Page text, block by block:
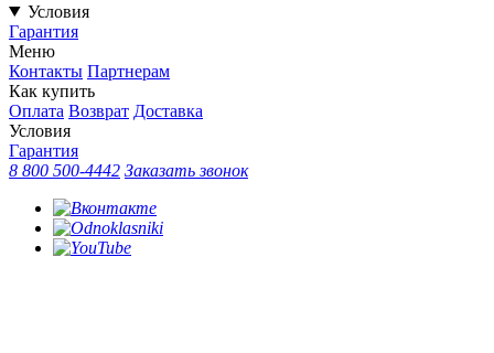
Условия
Гарантия
Меню
Контакты Партнерам
Как купить
Оплата Возврат Доставка
Условия
Гарантия
8 800 500-4442 Заказать звонок